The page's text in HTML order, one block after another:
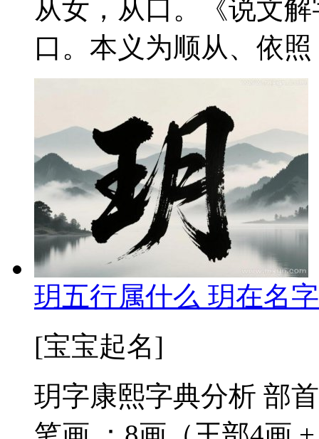
从女，从口。《说文
口。本义为顺从、依
玥五行属什么 玥在名
[宝宝起名]
玥字康熙字典分析 部